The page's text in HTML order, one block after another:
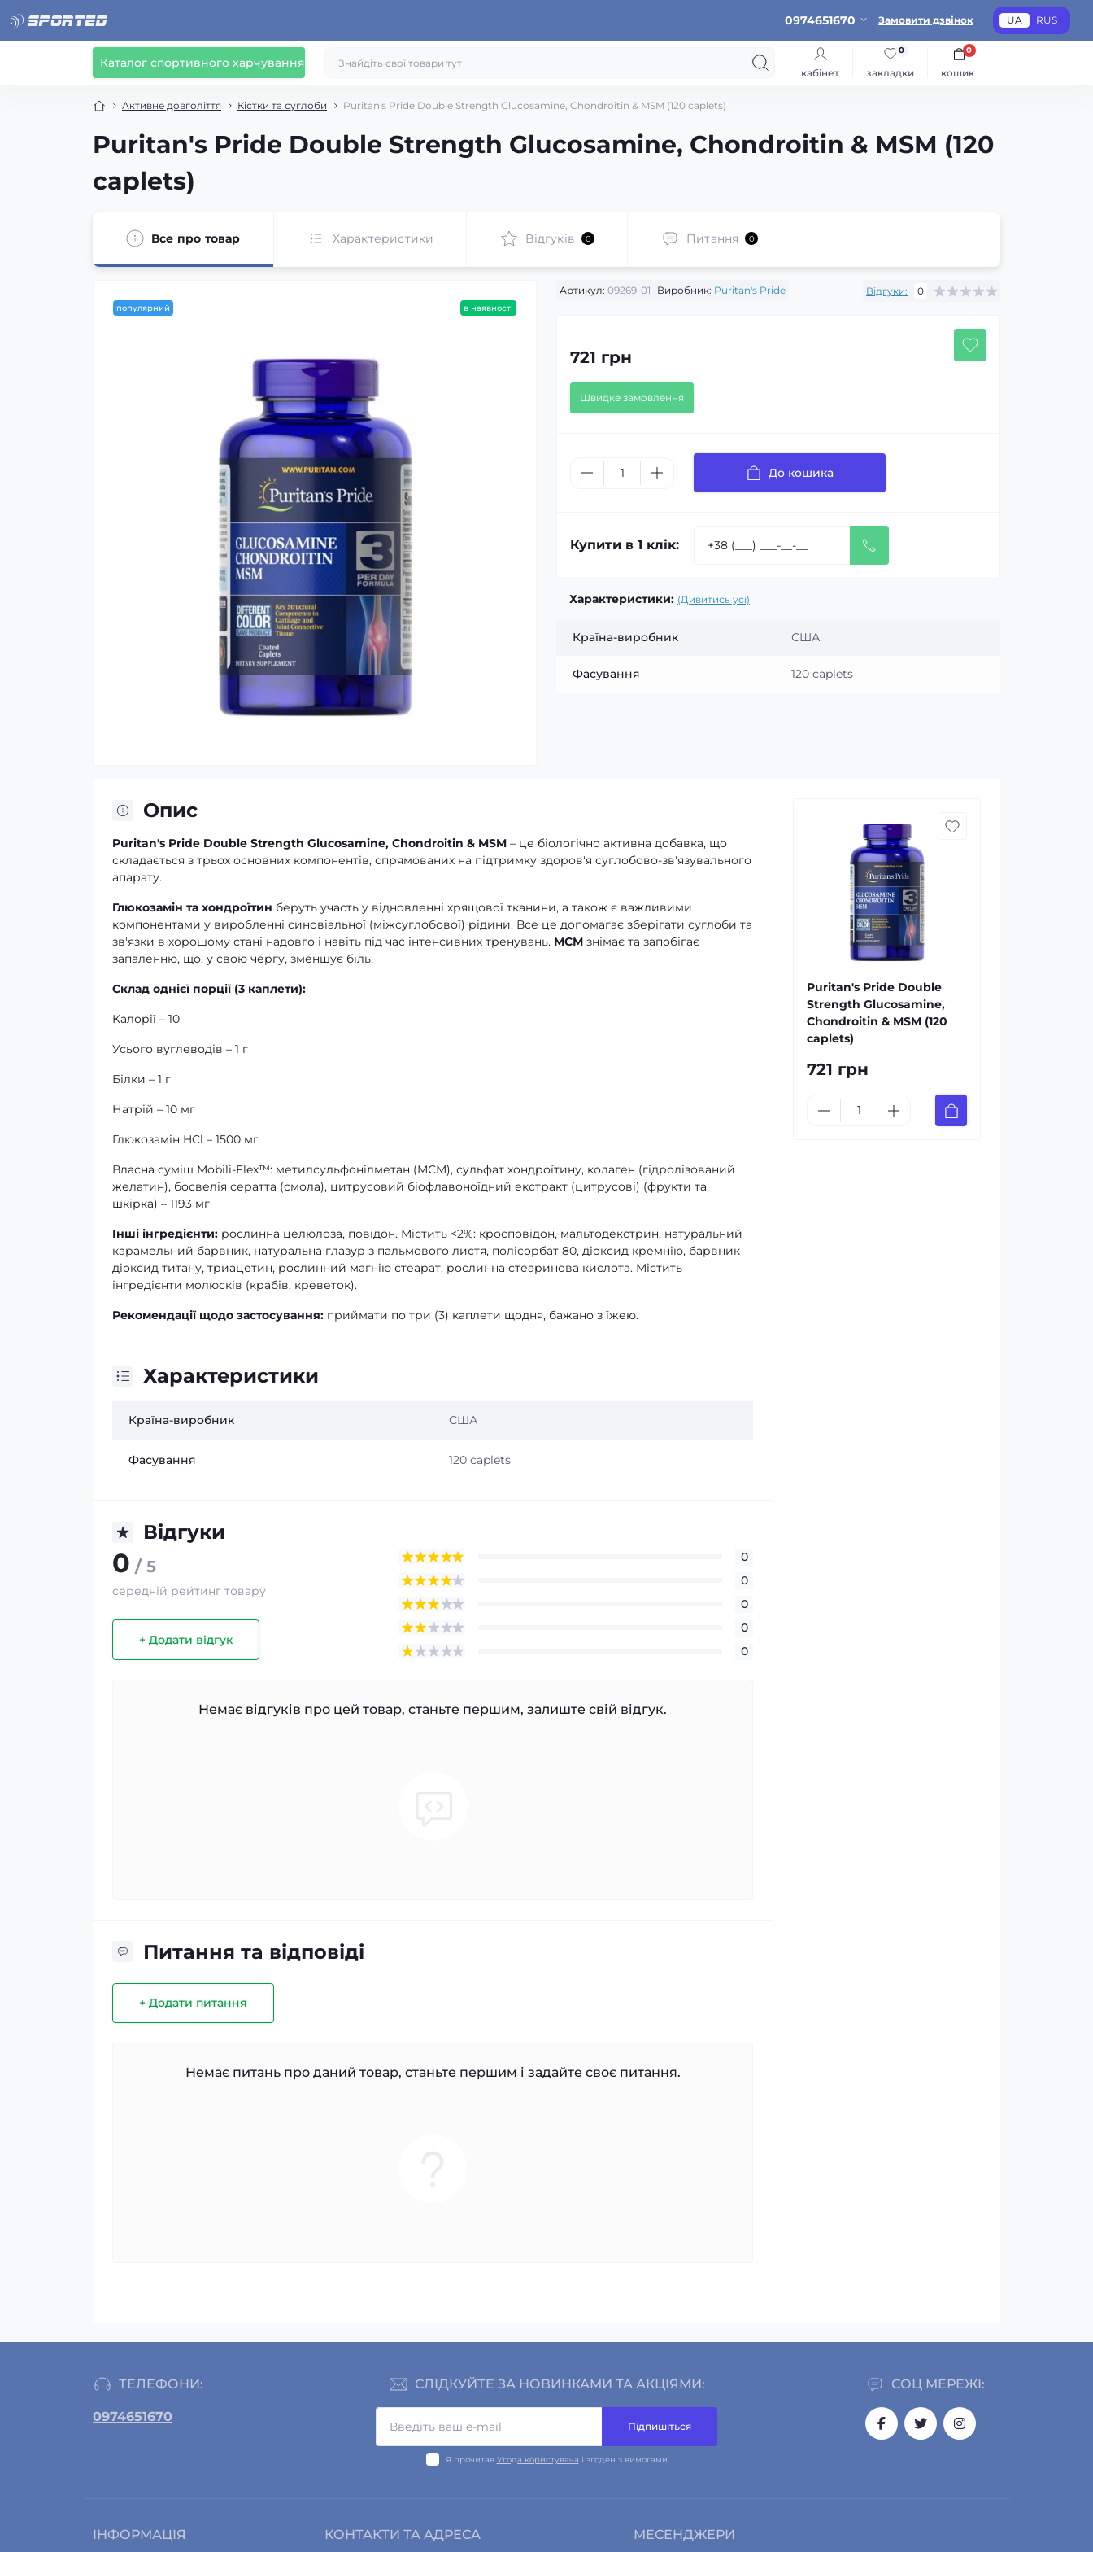
0974651670 Замовити дзвінок UA RUS
Каталог спортивного харчування
кабінет закладки
0
кошик
0
Активне довголіття Кістки та суглоби Puritan's Pride Double Strength Glucosamine, Chondroitin & MSM (120 caplets)
Puritan's Pride Double Strength Glucosamine, Chondroitin & MSM (120
caplets)
Все про товар Характеристики Відгуків 0 Питання 0
популярний в наявності
Артикул: 09269-01 Виробник: Puritan's Pride Відгуки: 0
721 грн
Швидке замовлення
До кошика
Купити в 1 клік:
Характеристики: (Дивитись усі)
Країна-виробник США
Фасування 120 caplets
Опис
Puritan's Pride Double Strength Glucosamine, Chondroitin & MSM – це біологічно активна добавка, що
складається з трьох основних компонентів, спрямованих на підтримку здоров'я суглобово-зв'язувального
апарату.
Глюкозамін та хондроїтин беруть участь у відновленні хрящової тканини, а також є важливими
компонентами у виробленні синовіальної (міжсуглобової) рідини. Все це допомагає зберігати суглоби та
зв'язки в хорошому стані надовго і навіть під час інтенсивних тренувань. МСМ знімає та запобігає
запаленню, що, у свою чергу, зменшує біль.
Склад однієї порції (3 каплети):
Калорії – 10
Усього вуглеводів – 1 г
Білки – 1 г
Натрій – 10 мг
Глюкозамін HCl – 1500 мг
Власна суміш Mobili-Flex™: метилсульфонілметан (МСМ), сульфат хондроїтину, колаген (гідролізований
желатин), босвелія сератта (смола), цитрусовий біофлавоноїдний екстракт (цитрусові) (фрукти та
шкірка) – 1193 мг
Інші інгредієнти: рослинна целюлоза, повідон. Містить <2%: кросповідон, мальтодекстрин, натуральний
карамельний барвник, натуральна глазур з пальмового листя, полісорбат 80, діоксид кремнію, барвник
діоксид титану, триацетин, рослинний магнію стеарат, рослинна стеаринова кислота. Містить
інгредієнти молюсків (крабів, креветок).
Рекомендації щодо застосування: приймати по три (3) каплети щодня, бажано з їжею.
Характеристики
Країна-виробник США
Фасування 120 caplets
Відгуки
0 / 5
середній рейтинг товару
+ Додати відгук
0
0
0
0
0
Немає відгуків про цей товар, станьте першим, залиште свій відгук.
Питання та відповіді
+ Додати питання
Немає питань про даний товар, станьте першим і задайте своє питання.
Puritan's Pride Double
Strength Glucosamine,
Chondroitin & MSM (120
caplets)
721 грн
ТЕЛЕФОНИ:
0974651670
СОЦ МЕРЕЖІ:
СЛІДКУЙТЕ ЗА НОВИНКАМИ ТА АКЦІЯМИ:
Підпишіться
Я прочитав Угода користувача і згоден з вимогами
ІНФОРМАЦІЯ КОНТАКТИ ТА АДРЕСА МЕСЕНДЖЕРИ